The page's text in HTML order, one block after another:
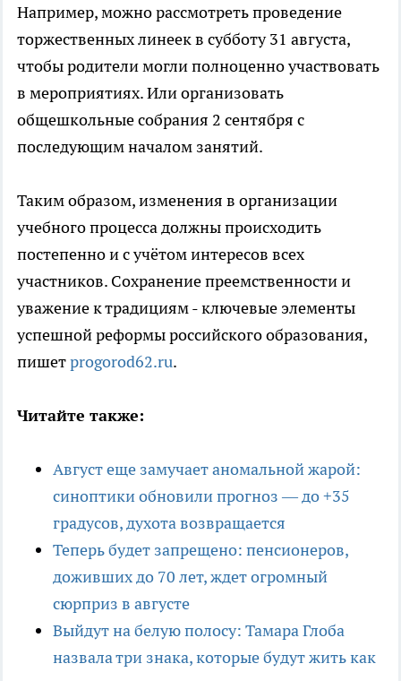
Например, можно рассмотреть проведение
торжественных линеек в субботу 31 августа,
чтобы родители могли полноценно участвовать
в мероприятиях. Или организовать
общешкольные собрания 2 сентября с
последующим началом занятий.
Таким образом, изменения в организации
учебного процесса должны происходить
постепенно и с учётом интересов всех
участников. Сохранение преемственности и
уважение к традициям - ключевые элементы
успешной реформы российского образования,
пишетprogorod62.ru.
Читайте также:
Август еще замучает аномальной жарой:
синоптики обновили прогноз — до +35
градусов, духота возвращается
Теперь будет запрещено: пенсионеров,
доживших до 70 лет, ждет огромный
сюрприз в августе
Выйдут на белую полосу: Тамара Глоба
назвала три знака, которые будут жить как